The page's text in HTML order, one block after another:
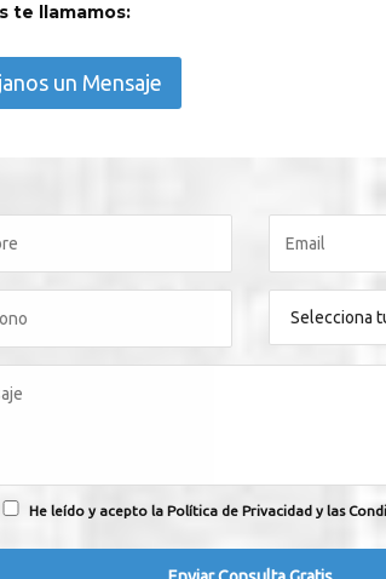
te llamamos:
un Mensaje
He leído y acepto la Política de Privacidad y las